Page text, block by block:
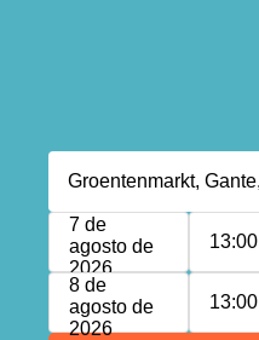
7 de
agosto de
2026
13:00
8 de
agosto de
2026
13:00